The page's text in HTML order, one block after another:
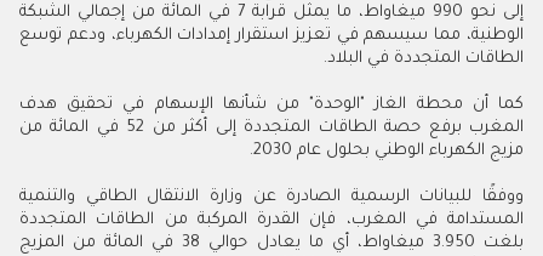
إلى نحو 990 ميغاواط، ما يمثل قرابة 7 في المائة من إجمالي الشبكة
الوطنية، مما سيسهم في تعزيز استقرار إمدادات الكهرباء، ودعم توسع
الطاقات المتجددة في البلاد.
كما أن محطة الغاز "الوحدة" من شأنها الإسهام في تحقيق هدف
المغرب برفع حصة الطاقات المتجددة إلى أكثر من 52 في المائة من
مزيج الكهرباء الوطني بحلول عام 2030.
ووفقًا للبيانات الرسمية الصادرة عن وزارة الانتقال الطاقي والتنمية
المستدامة في المغرب، فإن القدرة المركبة من الطاقات المتجددة
بلغت 3.950 ميغاواط، أي ما يعادل حوالي 38 في المائة من المزيج